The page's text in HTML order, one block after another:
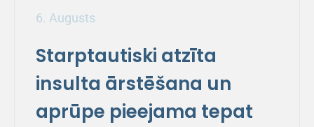
6. Augusts
Starptautiski atzīta
insulta ārstēšana un
aprūpe pieejama tepat